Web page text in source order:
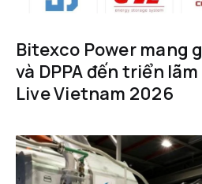
Bitexco Power mang
và DPPA đến triển
Live Vietnam 2026